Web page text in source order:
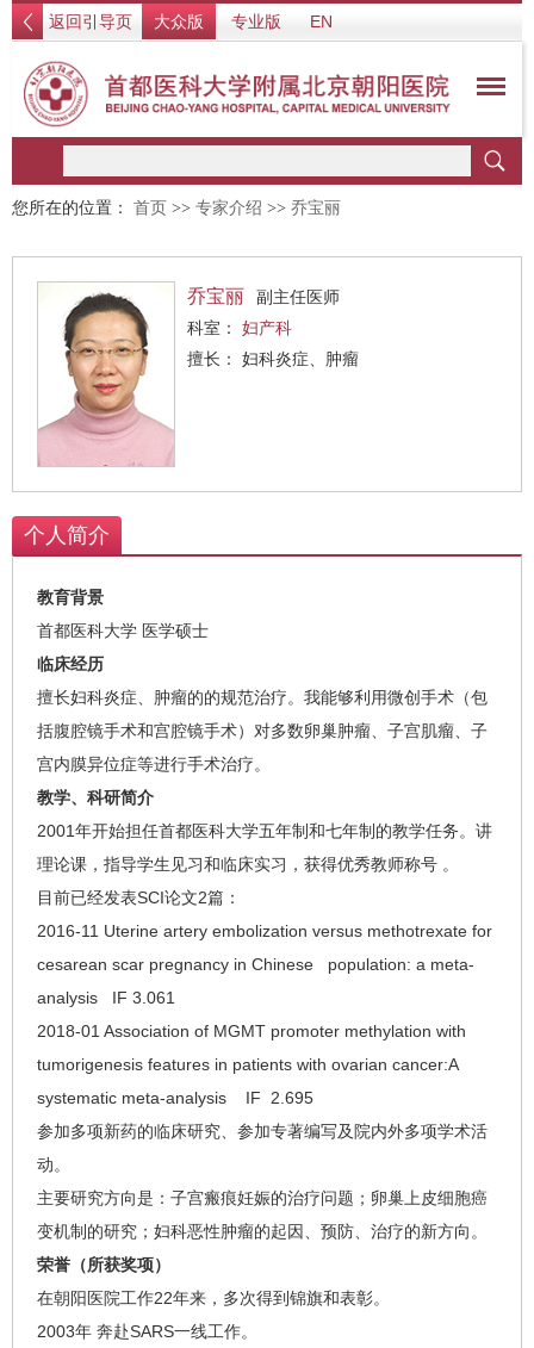
返回引导页 大众版 专业版 EN
您所在的位置： 首页 >> 专家介绍 >> 乔宝丽
乔宝丽
副主任医师
科室： 妇产科
擅长： 妇科炎症、肿瘤
个人简介
教育背景
首都医科大学 医学硕士
临床经历
擅长妇科炎症、肿瘤的的规范治疗。我能够利用微创手术（包
括腹腔镜手术和宫腔镜手术）对多数卵巢肿瘤、子宫肌瘤、子
宫内膜异位症等进行手术治疗。
教学、科研简介
2001年开始担任首都医科大学五年制和七年制的教学任务。讲
理论课，指导学生见习和临床实习，获得优秀教师称号 。
目前已经发表SCI论文2篇：
2016-11 Uterine artery embolization versus methotrexate for
cesarean scar pregnancy in Chinese population: a meta-
analysis IF 3.061
2018-01 Association of MGMT promoter methylation with
tumorigenesis features in patients with ovarian cancer:A
systematic meta-analysis IF 2.695
参加多项新药的临床研究、参加专著编写及院内外多项学术活
动。
主要研究方向是：子宫瘢痕妊娠的治疗问题；卵巢上皮细胞癌
变机制的研究；妇科恶性肿瘤的起因、预防、治疗的新方向。
荣誉（所获奖项）
在朝阳医院工作22年来，多次得到锦旗和表彰。
2003年 奔赴SARS一线工作。